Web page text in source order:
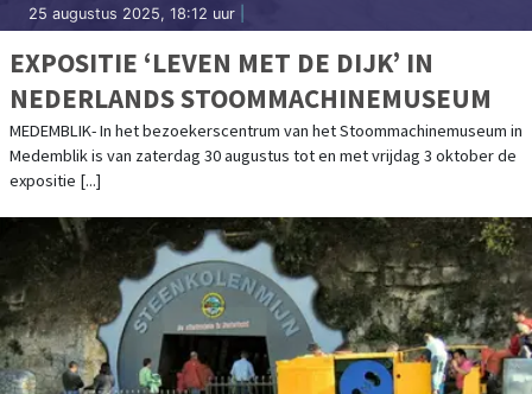
25 augustus 2025, 18:12 uur
EXPOSITIE ‘LEVEN MET DE DIJK’ IN
NEDERLANDS STOOMMACHINEMUSEUM
MEDEMBLIK- In het bezoekerscentrum van het Stoommachinemuseum in
Medemblik is van zaterdag 30 augustus tot en met vrijdag 3 oktober de
expositie [...]